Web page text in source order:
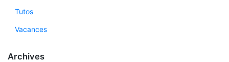
Tutos
Vacances
Archives